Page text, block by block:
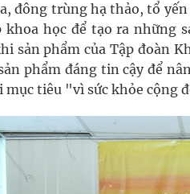
đông trùng hạ thảo, tổ
khoa học để tạo ra những
sản phẩm của Tập đoàn
phẩm đáng tin cậy để
mục tiêu "vì sức khỏe cộng